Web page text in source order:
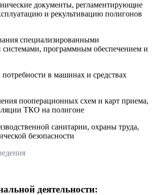
документы, регламентирующие
и рекультивацию полигонов
специализированными
программным обеспечением и
потребности в машинах и средствах
пооперационных схем и карт приема,
ТКО на полигоне
санитарии, охраны труда,
безопасности
деятельности: